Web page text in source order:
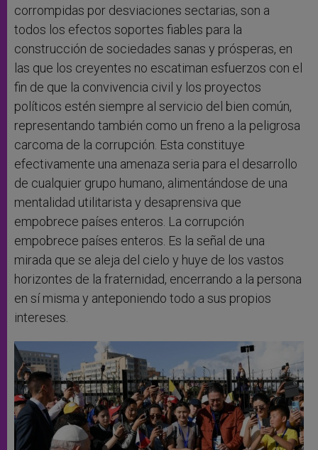
corrompidas por desviaciones sectarias, son a
todos los efectos soportes fiables para la
construcción de sociedades sanas y prósperas, en
las que los creyentes no escatiman esfuerzos con el
fin de que la convivencia civil y los proyectos
políticos estén siempre al servicio del bien común,
representando también como un freno a la peligrosa
carcoma de la corrupción. Esta constituye
efectivamente una amenaza seria para el desarrollo
de cualquier grupo humano, alimentándose de una
mentalidad utilitarista y desaprensiva que
empobrece países enteros. La corrupción
empobrece países enteros. Es la señal de una
mirada que se aleja del cielo y huye de los vastos
horizontes de la fraternidad, encerrando a la persona
en sí misma y anteponiendo todo a sus propios
intereses.